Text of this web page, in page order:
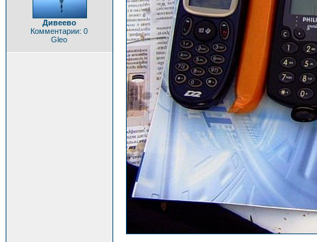
Дивеево
Комментарии: 0
Gleo